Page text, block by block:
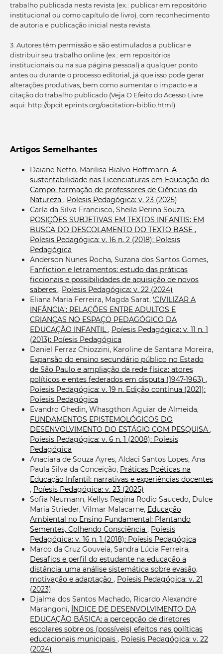
trabalho publicada nesta revista (ex.: publicar em repositório
institucional ou como capítulo de livro), com reconhecimento
de autoria e publicação inicial nesta revista.
3. Autores têm permissão e são estimulados a publicar e
distribuir seu trabalho online (ex.: em repositórios
institucionais ou na sua página pessoal) a qualquer ponto
antes ou durante o processo editorial, já que isso pode gerar
alterações produtivas, bem como aumentar o impacto e a
citação do trabalho publicado (Veja O Efeito do Acesso Livre
aqui: http://opcit.eprints.org/oacitation-biblio.html)
Artigos Semelhantes
Daiane Netto, Marilisa Bialvo Hoffmann, A
sustentabilidade nas Licenciaturas em Educação do
Campo: formação de professores de Ciências da
Natureza , Poíesis Pedagógica: v. 23 (2025)
Carla da Silva Francisco, Sheila Perina Souza,
POSIÇÕES SUBJETIVAS EM TEXTOS INFANTIS: EM
BUSCA DO DESCOLAMENTO DO TEXTO BASE ,
Poíesis Pedagógica: v. 16 n. 2 (2018): Poíesis
Pedagógica
Anderson Nunes Rocha, Suzana dos Santos Gomes,
Fanfiction e letramentos: estudo das práticas
ficcionais e possibilidades de aquisição de novos
saberes , Poíesis Pedagógica: v. 22 (2024)
Eliana Maria Ferreira, Magda Sarat, ‘CIVILIZAR A
INFÂNCIA’: RELAÇÕES ENTRE ADULTOS E
CRIANÇAS NO ESPAÇO PEDAGÓGICO DA
EDUCAÇÃO INFANTIL, Poíesis Pedagógica: v. 11 n. 1
(2013): Poíesis Pedagógica
Daniel Ferraz Chiozzini, Karoline de Santana Moreira,
Expansão do ensino secundário público no Estado
de São Paulo e ampliação da rede física: atores
políticos e entes federados em disputa (1947-1963) ,
Poíesis Pedagógica: v. 19 n. Edição contínua (2021):
Poíesis Pedagógica
Evandro Ghedin, Whasgthon Aguiar de Almeida,
FUNDAMENTOS EPISTEMOLÓGICOS DO
DESENVOLVIMENTO DO ESTÁGIO COM PESQUISA ,
Poíesis Pedagógica: v. 6 n. 1 (2008): Poíesis
Pedagógica
Anaciara de Souza Ayres, Aldaci Santos Lopes, Ana
Paula Silva da Conceição, Práticas Poéticas na
Educação Infantil: narrativas e experiências docentes
, Poíesis Pedagógica: v. 23 (2025)
Sofia Neumann, Kellys Regina Rodio Saucedo, Dulce
Maria Strieder, Vilmar Malacarne, Educação
Ambiental no Ensino Fundamental: Plantando
Sementes, Colhendo Consciência , Poíesis
Pedagógica: v. 16 n. 1 (2018): Poíesis Pedagógica
Marco da Cruz Gouveia, Sandra Lúcia Ferreira,
Desafios e perfil do estudante na educação a
distância: uma análise sistemática sobre evasão,
motivação e adaptação , Poíesis Pedagógica: v. 21
(2023)
Djalma dos Santos Machado, Ricardo Alexandre
Marangoni, ÍNDICE DE DESENVOLVIMENTO DA
EDUCAÇÃO BÁSICA: a percepção de diretores
escolares sobre os (possíveis) efeitos nas políticas
educacionais municipais , Poíesis Pedagógica: v. 22
(2024)